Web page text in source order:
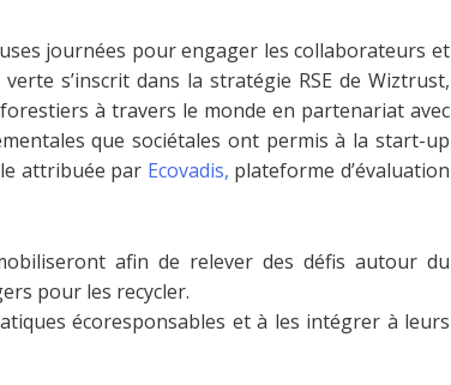
journées pour engager les collaborateurs et
s’inscrit dans la stratégie RSE de Wiztrust,
à travers le monde en partenariat avec
que sociétales ont permis à la start-up
attribuée par Ecovadis, plateforme d’évaluation
afin de relever des défis autour du
pour les recycler.
écoresponsables et à les intégrer à leurs